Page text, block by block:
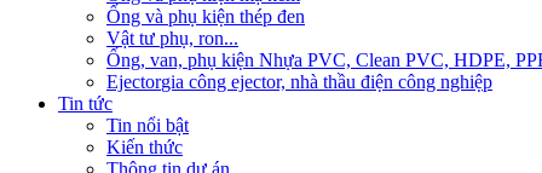
Ống và phụ kiện thép đen
Vật tư phụ, ron...
Ống, van, phụ kiện Nhựa PVC, Clean PVC, HDPE,
Ejectorgia công ejector, nhà thầu điện công nghiệp
Tin tức
Tin nổi bật
Kiến thức
Thông tin dự án